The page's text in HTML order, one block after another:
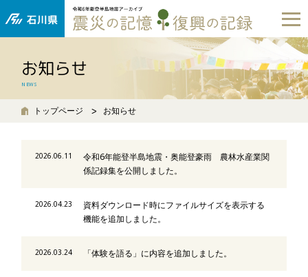
お知らせ
NEWS
トップページ お知らせ
2026.06.11
令和6年能登半島地震・奥能登豪雨 農林水産業関
係記録集を公開しました。
2026.04.23
資料ダウンロード時にファイルサイズを表示する
機能を追加しました。
2026.03.24 「体験を語る」に内容を追加しました。